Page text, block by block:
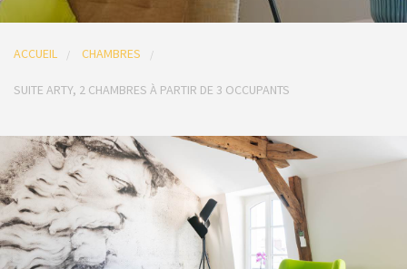
ACCUEIL CHAMBRES
SUITE ARTY, 2 CHAMBRES À PARTIR DE 3 OCCUPANTS